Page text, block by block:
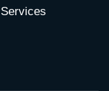
Services